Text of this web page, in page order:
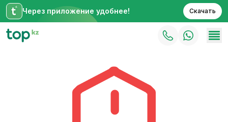
Через приложение удобнее! Скачать